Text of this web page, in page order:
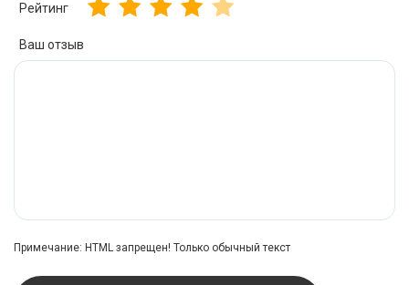
Рейтинг
Ваш отзыв
Примечание: HTML запрещен! Только обычный текст